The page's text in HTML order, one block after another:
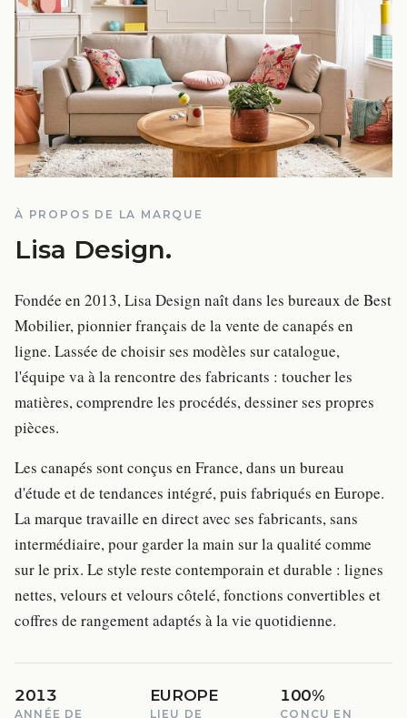
À PROPOS DE LA MARQUE
Lisa Design.
Fondée en 2013, Lisa Design naît dans les bureaux de Best
Mobilier, pionnier français de la vente de canapés en
ligne. Lassée de choisir ses modèles sur catalogue,
l'équipe va à la rencontre des fabricants : toucher les
matières, comprendre les procédés, dessiner ses propres
pièces.
Les canapés sont conçus en France, dans un bureau
d'étude et de tendances intégré, puis fabriqués en Europe.
La marque travaille en direct avec ses fabricants, sans
intermédiaire, pour garder la main sur la qualité comme
sur le prix. Le style reste contemporain et durable : lignes
nettes, velours et velours côtelé, fonctions convertibles et
coffres de rangement adaptés à la vie quotidienne.
2013
ANNÉE DE
EUROPE
LIEU DE
100%
CONÇU EN